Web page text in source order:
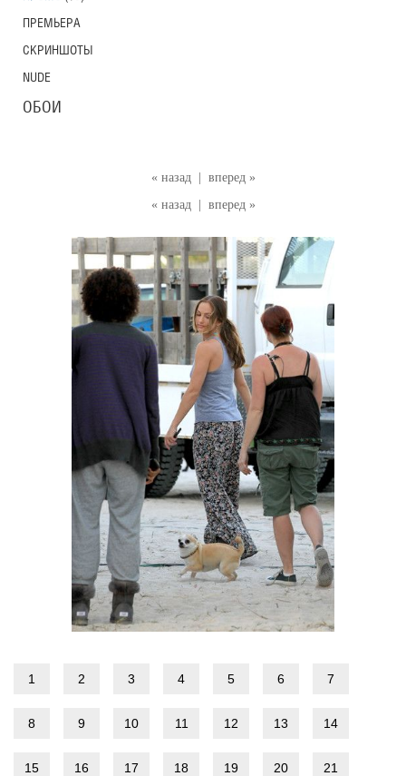
« назад
вперед »
« назад
вперед »
1 2 3 4 5 6 7
8 9 10 11 12 13 14
15 16 17 18 19 20 21
ПРЕМЬЕРА
СКРИНШОТЫ
NUDE
ОБОИ